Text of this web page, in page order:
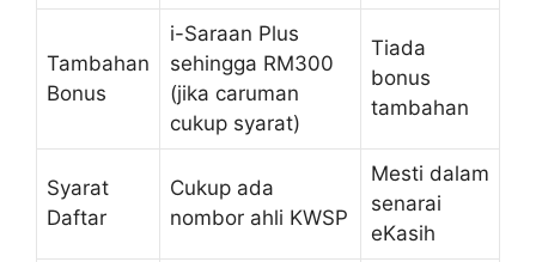
Tambahan
Bonus
i-Saraan Plus
sehingga RM300
(jika caruman
cukup syarat)
Tiada
bonus
tambahan
Syarat
Daftar
Cukup ada
nombor ahli KWSP
Mesti dalam
senarai
eKasih